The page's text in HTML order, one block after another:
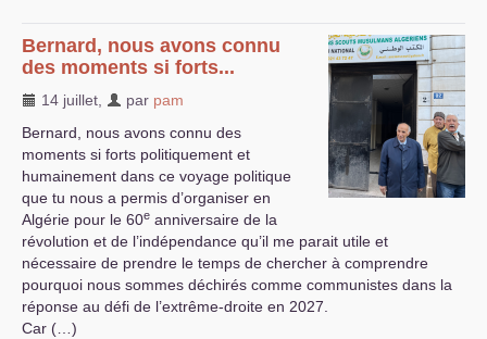
Bernard, nous avons connu
des moments si forts...
14 juillet par pam
Bernard, nous avons connu des
moments si forts politiquement et
humainement dans ce voyage politique
que tu nous a permis d’organiser en
Algérie pour le 60e anniversaire de la
révolution et de l’indépendance qu’il me parait utile et
nécessaire de prendre le temps de chercher à comprendre
pourquoi nous sommes déchirés comme communistes dans la
réponse au défi de l’extrême-droite en 2027.
Car (…)